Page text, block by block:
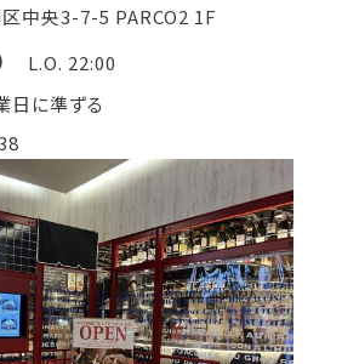
中央3-7-5 PARCO2 1F
L.O. 22:00
日に準ずる